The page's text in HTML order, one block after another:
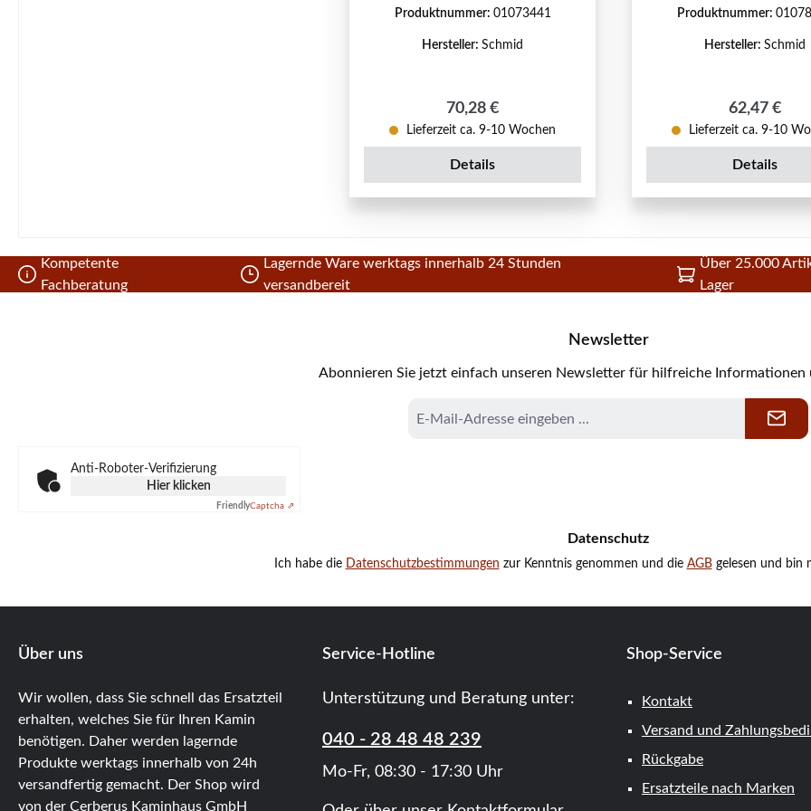
Produktnummer: 01073441
Hersteller:Schmid
Regulärer Preis:
70,28 €
Lieferzeit ca. 9-10 Wochen
Details
Produktnummer:
Hersteller:Schmid
Regulärer
62,47 €
Lieferzeit ca. 9-10
Details
Kompetente
Fachberatung
Lagernde Ware werktags innerhalb 24 Stunden
versandbereit
Über 25.000
Lager
Newsletter
Abonnieren Sie jetzt einfach unseren Newsletter für hilfreiche Informationen
Mail-
Anti-Roboter-Verifizierung
Hier klicken
FriendlyCaptcha ⇗
Datenschutz
Ich habe die Datenschutzbestimmungen zur Kenntnis genommen und die AGBgelesen und bin
Über uns
Wir wollen, dass Sie schnell das Ersatzteil
erhalten, welches Sie für Ihren Kamin
benötigen. Daher werden lagernde
Produkte werktags innerhalb von 24h
versandfertig gemacht. Der Shop wird
von der Cerberus Kaminhaus GmbH
Service-Hotline
Unterstützung und Beratung unter:
040 - 28 48 48 239
Mo-Fr, 08:30 - 17:30 Uhr
Shop-Service
Kontakt
Versand und
Rückgabe
Ersatzteile nach Marken